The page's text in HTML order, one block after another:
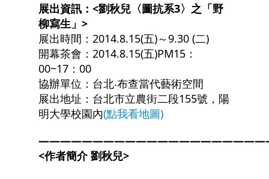
展出資訊：<劉秋兒〈圖抗系3〉之「野
柳寫生」>
展出時間：2014.8.15(五)～9.30 (二)
開幕茶會：2014.8.15(五)PM15：
00~17：00
協辦單位：台北‧布查當代藝術空間
展出地址：台北市立農街二段155號，陽
明大學校園內(點我看地圖)
<作者簡介 劉秋兒>